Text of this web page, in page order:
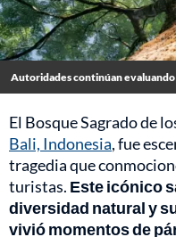
Autoridades continúan evaluando
El Bosque Sagrado de
Bali, Indonesia, fue
tragedia que
turistas. Este icónico
diversidad natural y
vivió momentos de